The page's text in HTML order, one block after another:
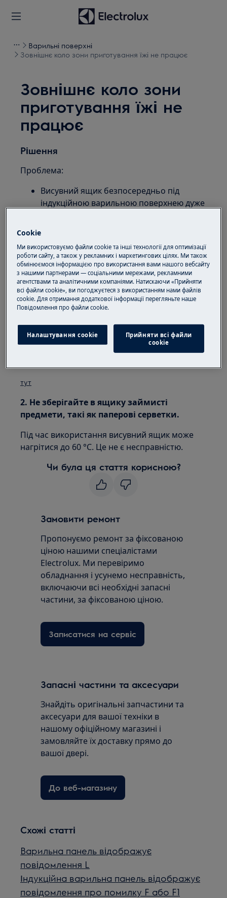
Варильні поверхні
Зовнішнє коло зони приготування їжі не працює
Зовнішнє коло зони
приготування їжі не
працює
Рішення
Проблема:
Висувний ящик безпосередньо під
індукційною варильною поверхнею дуже
Застосовується для:
вбудованої індукційної варильної панелі
Рішення:
поверхня встановлена відповідно до
інструкцій з зі встановлення.
тут
2. Не зберігайте в ящику займисті
предмети, такі як паперові серветки.
Під час використання висувний ящик може
нагрітися до 60 °C. Це не є несправністю.
Чи була ця стаття корисною?
Замовити ремонт
Пропонуємо ремонт за фіксованою
ціною нашими спеціалістами
Electrolux. Ми перевіримо
обладнання і усунемо несправність,
включаючи всі необхідні запасні
частини, за фіксованою ціною.
Записатися на сервіс
Запасні частини та аксесуари
Знайдіть оригінальні запчастини та
аксесуари для вашої техніки в
нашому офіційному магазині і
замовляйте їх доставку прямо до
вашої двері.
До веб-магазину
Схожі статті
Варильна панель відображує
повідомлення L
Індукційна варильна панель відображує
повідомлення про помилку F або F1
Cookie
Ми використовуємо файли cookie та інші технології для оптимізації
роботи сайту, а також у рекламних і маркетингових цілях. Ми також
обмінюємося інформацією про використання вами нашого вебсайту
з нашими партнерами — соціальними мережами, рекламними
агентствами та аналітичними компаніями. Натискаючи «Прийняти
всі файли cookie», ви погоджуєтеся з використанням нами файлів
cookie. Для отримання додаткової інформації перегляньте наше
Пoвідомлення прo файли cookie.
Налаштування cookie
Прийняти всі файли
сookie